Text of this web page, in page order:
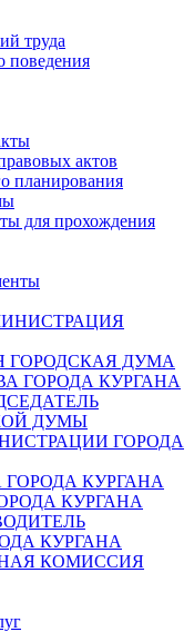
труда
поведения
актов
планирования
для прохождения
ГОРОДСКАЯ ДУМА
ГОРОДА КУРГАНА
ДУМЫ
ГОРОДА
КУРГАНА
КУРГАНА
КУРГАНА
КОМИССИЯ